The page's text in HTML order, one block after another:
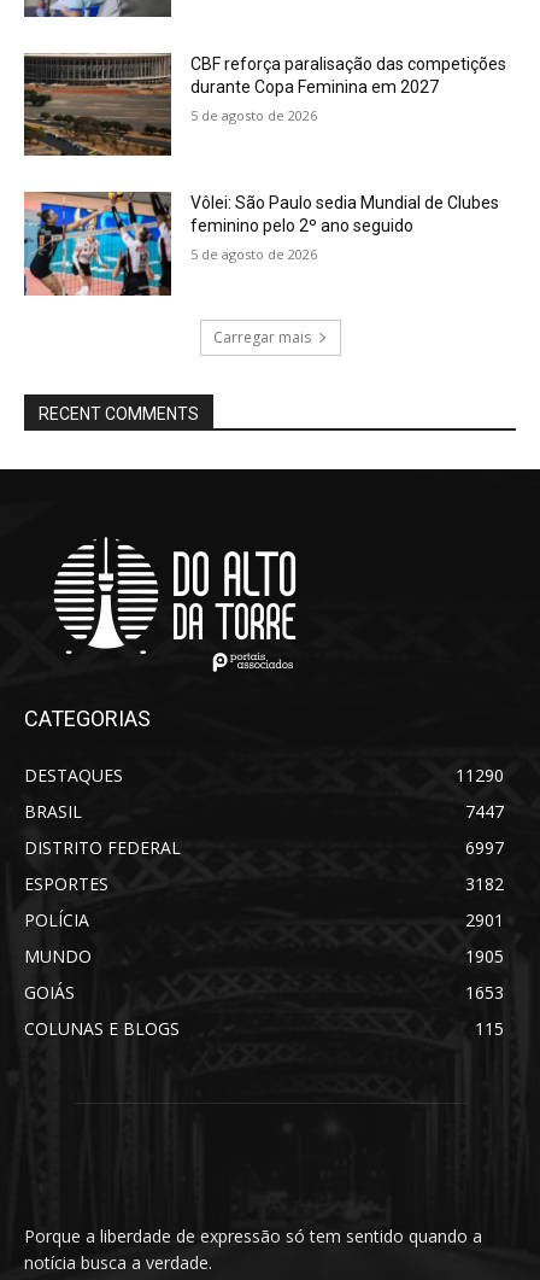
CBF reforça paralisação das competições
durante Copa Feminina em 2027
5 de agosto de 2026
Vôlei: São Paulo sedia Mundial de Clubes
feminino pelo 2º ano seguido
5 de agosto de 2026
Carregar mais
RECENT COMMENTS
CATEGORIAS
DESTAQUES
11290
BRASIL
7447
DISTRITO FEDERAL
6997
ESPORTES
3182
POLÍCIA
2901
MUNDO
1905
GOIÁS
1653
COLUNAS E BLOGS
115
Porque a liberdade de expressão só tem sentido quando a
notícia busca a verdade.